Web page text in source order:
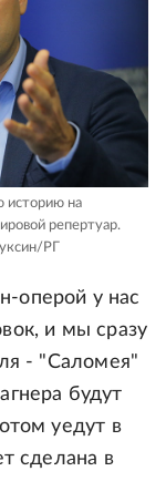
историю на
репертуар.
РГ
оперой у нас
и мы сразу
- "Саломея"
будут
уедут в
сделана в